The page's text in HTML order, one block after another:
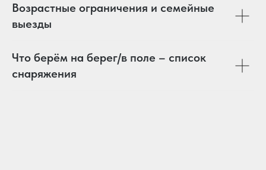
Возрастные ограничения и семейные
выезды
Что берём на берег/в поле – список
снаряжения